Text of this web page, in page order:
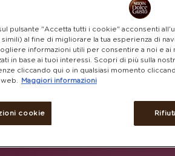
in accessori per i tuoi caffé
pulsante "Accetta tutti i cookie" acconsenti
al fine di migliorare la tua esperienza di
informazioni utili per consentire a noi e ai
in base ai tuoi interessi. Scopri di più sulla
cliccando qui o in qualsiasi momento
Maggiori informazioni
cookie